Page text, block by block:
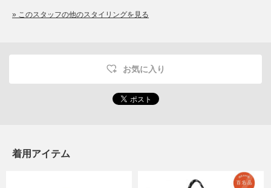
» このスタッフの他のスタイリングを見る
お気に入り
着用アイテム